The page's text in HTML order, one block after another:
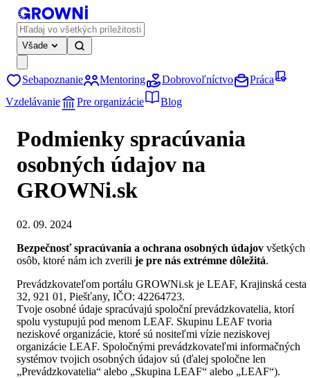
Všade
Sebapoznanie Mentoring Dobrovoľníctvo
Práca
Vzdelávanie
Pre organizácie Blog
Podmienky spracúvania
osobných údajov na
GROWNi.sk
02. 09. 2024
Bezpečnosť spracúvania a ochrana osobných údajov všetkých
osôb, ktoré nám ich zverili je pre nás extrémne dôležitá.
Prevádzkovateľom portálu GROWNi.sk je LEAF, Krajinská cesta
32, 921 01, Piešťany, IČO: 42264723.
Tvoje osobné údaje spracúvajú spoloční prevádzkovatelia, ktorí
spolu vystupujú pod menom LEAF. Skupinu LEAF tvoria
neziskové organizácie, ktoré sú nositeľmi vízie neziskovej
organizácie LEAF. Spoločnými prevádzkovateľmi informačných
systémov tvojich osobných údajov sú (ďalej spoločne len
„Prevádzkovatelia“ alebo „Skupina LEAF“ alebo „LEAF“).